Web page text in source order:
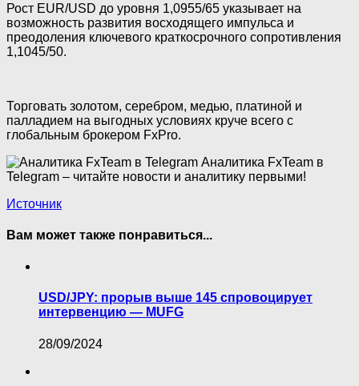
Рост EUR/USD до уровня 1,0955/65 указывает на
возможность развития восходящего импульса и
преодоления ключевого краткосрочного сопротивления
1,1045/50.
Торговать золотом, серебром, медью, платиной и
палладием на выгодных условиях круче всего с
глобальным брокером FxPro.
Аналитика FxTeam в
Telegram – читайте новости и аналитику первыми!
Источник
Вам может также понравиться...
USD/JPY: прорыв выше 145 спровоцирует
интервенцию — MUFG
28/09/2024